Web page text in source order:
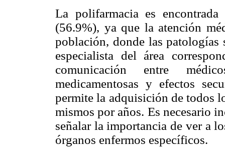
La polifarmacia es
(56.9%), ya que la atención
población, donde las
especialista del área
comunicación entre
medicamentosas y efectos
permite la adquisición de todos
mismos por años. Es necesario
señalar la importancia de ver a
órganos enfermos específicos.